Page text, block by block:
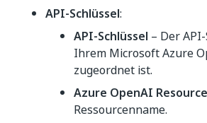
API-Schlüssel:
API-Schlüssel – Der
Ihrem Microsoft Azure
zugeordnet ist.
Azure OpenAI Resource
Ressourcenname.